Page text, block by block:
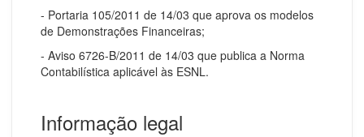
- Portaria 105/2011 de 14/03 que aprova os modelos
de Demonstrações Financeiras;
- Aviso 6726-B/2011 de 14/03 que publica a Norma
Contabilística aplicável às ESNL.
Informação legal